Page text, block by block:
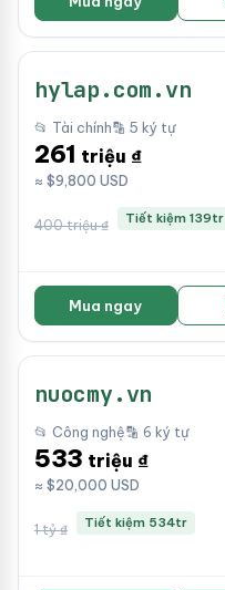
hylap.com.vn
📂 Tài chính🔡 5 ký tự
261 triệu ₫
≈ $9,800 USD
400 triệu ₫ Tiết kiệm 139tr
Mua ngay
nuocmy.vn
📂 Công nghệ🔡 6 ký tự
533 triệu ₫
≈ $20,000 USD
1 tỷ ₫ Tiết kiệm 534tr